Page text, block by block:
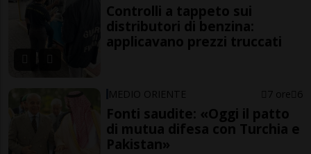
Controlli a tappeto sui
distributori di benzina:
applicavano prezzi truccati
MEDIO ORIENTE 7 ore 6
Fonti saudite: «Oggi il patto
di mutua difesa con Turchia e
Pakistan»